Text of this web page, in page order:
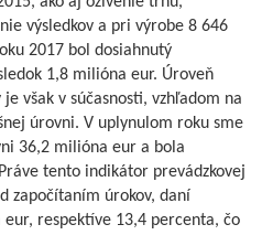
výsledkov a pri výrobe 8 646
2017 bol dosiahnutý
1,8 milióna eur. Úroveň
však v súčasnosti, vzhľadom na
úrovni. V uplynulom roku sme
36,2 milióna eur a bola
tento indikátor prevádzkovej
započítaním úrokov, daní
respektíve 13,4 percenta, čo